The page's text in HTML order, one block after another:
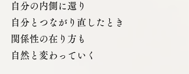
自分の内側に還り
自分とつながり直したとき
関係性の在り方も
自然と変わっていく